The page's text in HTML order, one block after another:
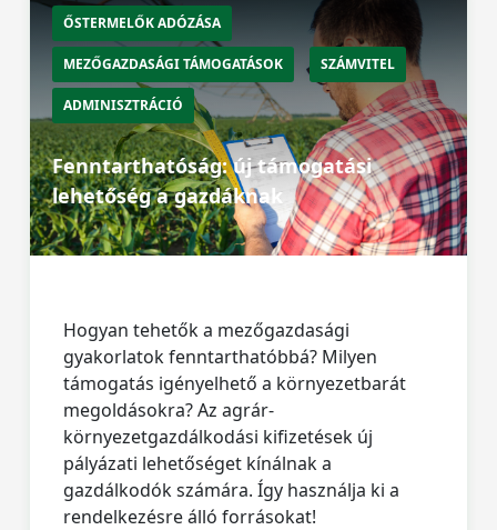
ŐSTERMELŐK ADÓZÁSA
MEZŐGAZDASÁGI TÁMOGATÁSOK SZÁMVITEL
ADMINISZTRÁCIÓ
Fenntarthatóság: új támogatási
lehetőség a gazdáknak
Hogyan tehetők a mezőgazdasági
gyakorlatok fenntarthatóbbá? Milyen
támogatás igényelhető a környezetbarát
megoldásokra? Az agrár-
környezetgazdálkodási kifizetések új
pályázati lehetőséget kínálnak a
gazdálkodók számára. Így használja ki a
rendelkezésre álló forrásokat!